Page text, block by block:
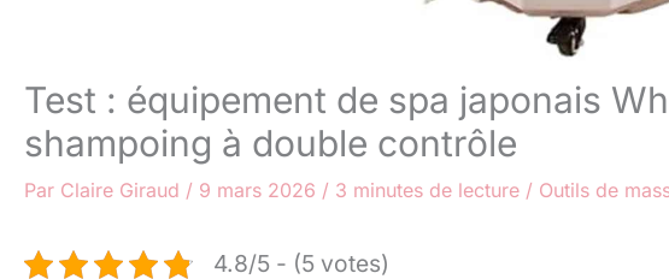
Test : équipement de spa japonais
shampoing à double contrôle
Par Claire Giraud / 9 mars 2026 / 3 minutes de lecture / Outils de
4.8/5 - (5 votes)